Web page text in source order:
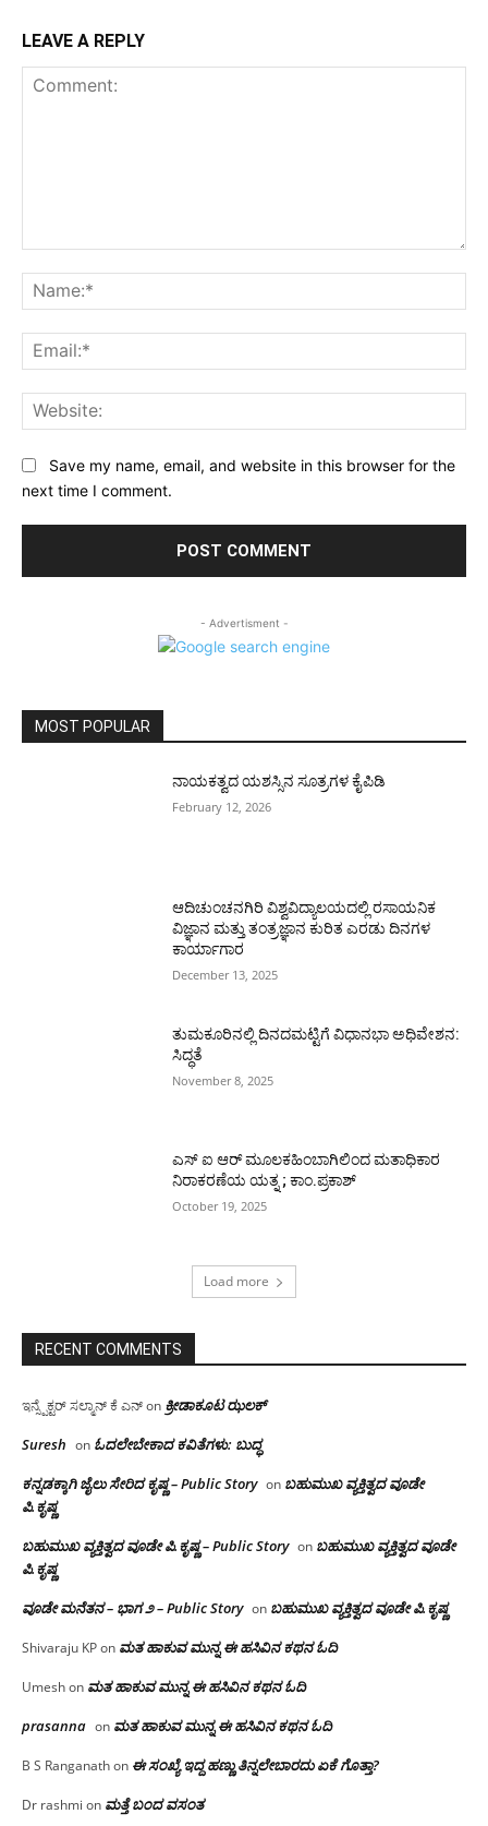
LEAVE A REPLY
Save my name, email, and website in this browser for the
next time I comment.
- Advertisment -
MOST POPULAR
ನಾಯಕತ್ವದ ಯಶಸ್ಸಿನ ಸೂತ್ರಗಳ ಕೈಪಿಡಿ
February 12, 2026
ಆದಿಚುಂಚನಗಿರಿ ವಿಶ್ವವಿದ್ಯಾಲಯದಲ್ಲಿ ರಸಾಯನಿಕ
ವಿಜ್ಞಾನ ಮತ್ತು ತಂತ್ರಜ್ಞಾನ ಕುರಿತ ಎರಡು ದಿನಗಳ
ಕಾರ್ಯಾಗಾರ
December 13, 2025
ತುಮಕೂರಿನಲ್ಲಿ ದಿನದಮಟ್ಟಿಗೆ ವಿಧಾನಭಾ ಅಧಿವೇಶನ:
ಸಿದ್ಧತೆ
November 8, 2025
ಎಸ್ ಐ ಆರ್ ಮೂಲಕಹಿಂಬಾಗಿಲಿಂದ ಮತಾಧಿಕಾರ
ನಿರಾಕರಣೆಯ ಯತ್ನ ; ಕಾಂ.ಪ್ರಕಾಶ್
October 19, 2025
Load more
RECENT COMMENTS
ಇನ್ಸ್ಪೆಕ್ಟರ್ ಸಲ್ಮಾನ್ ಕೆ ಎನ್on ಕ್ರೀಡಾಕೂಟ ಝಲಕ್
Suresh on ಓದಲೇಬೇಕಾದ‌ ಕವಿತೆಗಳು: ಬುದ್ಧ
ಕನ್ನಡಕ್ಕಾಗಿ ಜೈಲು ಸೇರಿದ ಕೃಷ್ಣ – Public Story on ಬಹುಮುಖ ವ್ಯಕ್ತಿತ್ವದ ವೂಡೇ
ಪಿ.ಕೃಷ್ಣ
ಬಹುಮುಖ ವ್ಯಕ್ತಿತ್ವದ ವೂಡೇ ಪಿ.ಕೃಷ್ಣ – Public Story on ಬಹುಮುಖ ವ್ಯಕ್ತಿತ್ವದ ವೂಡೇ
ಪಿ.ಕೃಷ್ಣ
ವೂಡೇ ಮನೆತನ – ಭಾಗ ೨ – Public Story on ಬಹುಮುಖ ವ್ಯಕ್ತಿತ್ವದ ವೂಡೇ ಪಿ.ಕೃಷ್ಣ
Shivaraju KPon ಮತ ಹಾಕುವ ಮುನ್ನ ಈ ಹಸಿವಿನ ಕಥನ ಓದಿ
Umeshon ಮತ ಹಾಕುವ ಮುನ್ನ ಈ ಹಸಿವಿನ ಕಥನ ಓದಿ
prasanna on ಮತ ಹಾಕುವ ಮುನ್ನ ಈ ಹಸಿವಿನ ಕಥನ ಓದಿ
B S Ranganathon ಈ ಸಂಖ್ಯೆ ಇದ್ದ ಹಣ್ಣು ತಿನ್ನಲೇಬಾರದು ಏಕೆ ಗೊತ್ತಾ?
Dr rashmi on ಮತ್ತೆ ಬಂದ ವಸಂತ